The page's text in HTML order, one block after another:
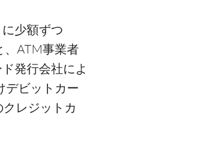
少額ずつ
、ATM事業者
発行会社によ
デビットカー
レジットカ